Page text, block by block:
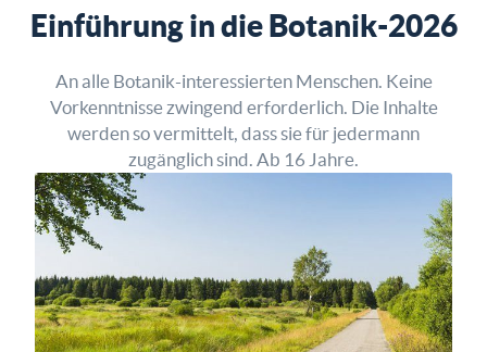
Einführung in die Botanik-2026
An alle Botanik-interessierten Menschen. Keine
Vorkenntnisse zwingend erforderlich. Die Inhalte
werden so vermittelt, dass sie für jedermann
zugänglich sind. Ab 16 Jahre.